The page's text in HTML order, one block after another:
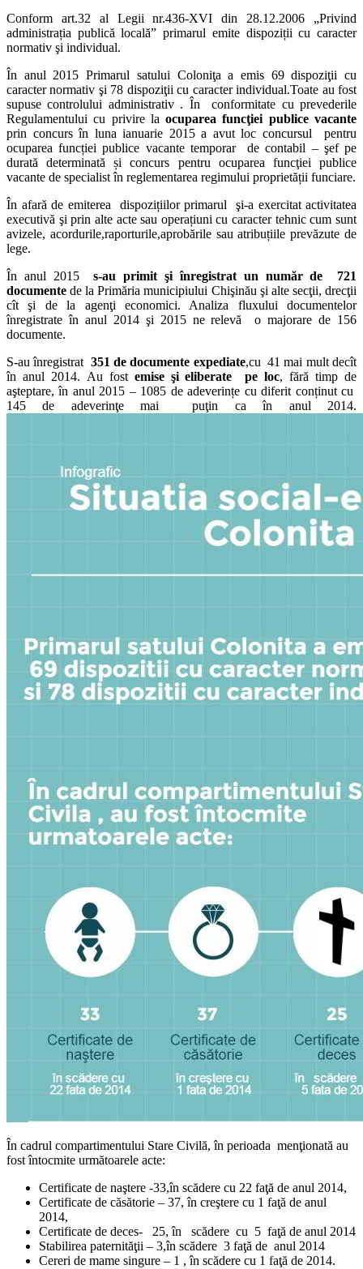
Conform art.32 al Legii nr.436-XVI din 28.12.2006 „Privind
administrația publică locală” primarul emite dispoziții cu caracter
normativ şi individual.
În anul 2015 Primarul satului Coloniţa a emis 69 dispoziţii cu
caracter normativ şi 78 dispoziţii cu caracter individual.Toate au fost
supuse controlului administrativ . În conformitate cu prevederile
Regulamentului cu privire laocuparea funcţiei publice vacante
prin concurs în luna ianuarie 2015 a avut loc concursul pentru
ocuparea funcției publice vacante temporar de contabil – şef pe
durată determinată și concurs pentru ocuparea funcţiei publice
vacante de specialist în reglementarea regimului proprietății funciare.
În afară de emiterea dispozițiilor primarul şi-a exercitat activitatea
executivă şi prin alte acte sau operațiuni cu caracter tehnic cum sunt
avizele, acordurile,raporturile,aprobările sau atribuțiile prevăzute de
lege.
În anul 2015
s-au primit şi înregistrat un număr de 721
documente de la Primăria municipiului Chişinău şi alte secţii, drecţii
cît şi de la agenţi economici. Analiza fluxului documentelor
înregistrate în anul 2014 şi 2015 ne relevă o majorare de 156
documente.
S-au înregistrat 351 de documente expediate,cu 41 mai mult decît
în anul 2014. Au fost emise şi eliberate pe loc, fără timp de
aşteptare, în anul 2015 – 1085 de adeverințe cu diferit conținut cu
145 de adeverinţe mai puţin ca în anul 2014.
În cadrul compartimentului Stare Civilă, în perioada menţionată au
fost întocmite următoarele acte:
Certificate de naştere -33,în scădere cu 22 faţă de anul 2014,
Certificate de căsătorie – 37, în creştere cu 1 faţă de anul
2014,
Certificate de deces- 25, în scădere cu 5 faţă de anul 2014
Stabilirea paternităţii – 3,în scădere 3 faţă de anul 2014
Cereri de mame singure – 1 , în scădere cu 1 faţă de 2014.